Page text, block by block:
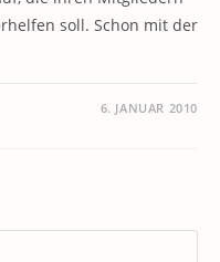
soll. Schon mit der
6. JANUAR 2010